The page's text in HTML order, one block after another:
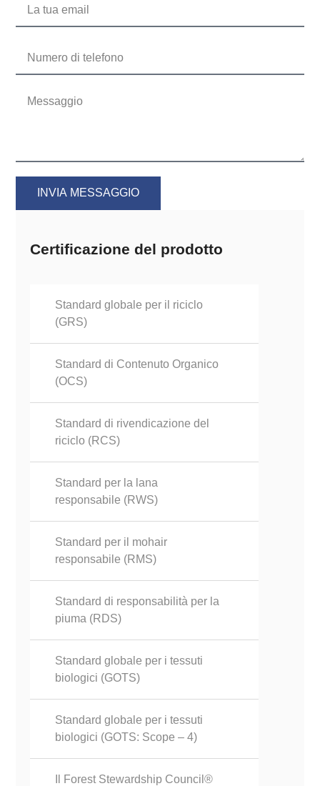
Certificazione del prodotto
Standard globale per il riciclo
(GRS)
Standard di Contenuto Organico
(OCS)
Standard di rivendicazione del
riciclo (RCS)
Standard per la lana
responsabile (RWS)
Standard per il mohair
responsabile (RMS)
Standard di responsabilità per la
piuma (RDS)
Standard globale per i tessuti
biologici (GOTS)
Standard globale per i tessuti
biologici (GOTS: Scope – 4)
Il Forest Stewardship Council®
INVIA MESSAGGIO